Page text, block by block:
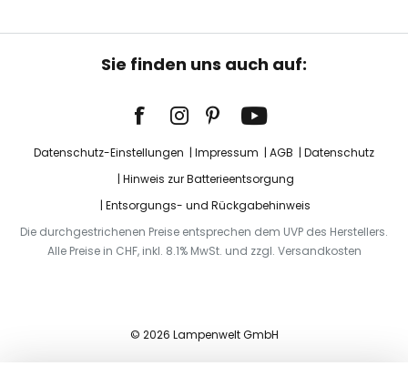
Sie finden uns auch auf:
Datenschutz-Einstellungen Impressum AGB
Datenschutz
Hinweis zur Batterieentsorgung
Entsorgungs- und Rückgabehinweis
Die durchgestrichenen Preise entsprechen dem UVP des Herstellers.
Alle Preise in CHF, inkl. 8.1% MwSt. und zzgl. Versandkosten
© 2026 Lampenwelt GmbH